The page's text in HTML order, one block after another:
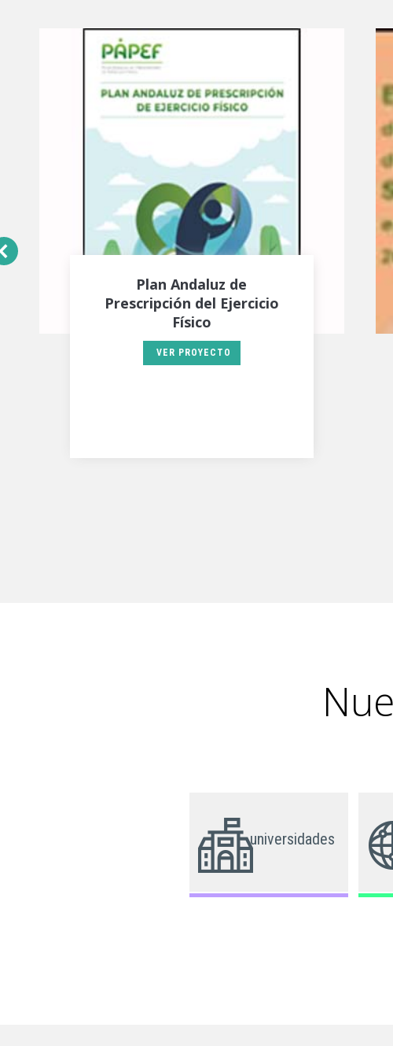
Plan Andaluz de
Prescripción del Ejercicio
Físico
VER PROYECTO
universidades